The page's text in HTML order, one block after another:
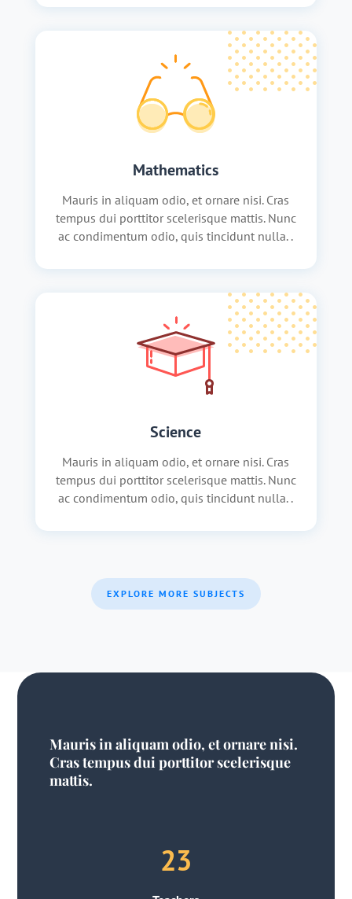
Mathematics
Mauris in aliquam odio, et ornare nisi. Cras
tempus dui porttitor scelerisque mattis. Nunc
ac condimentum odio, quis tincidunt nulla. .
Science
Mauris in aliquam odio, et ornare nisi. Cras
tempus dui porttitor scelerisque mattis. Nunc
ac condimentum odio, quis tincidunt nulla. .
EXPLORE MORE SUBJECTS
Mauris in aliquam odio, et ornare nisi.
Cras tempus dui porttitor scelerisque
mattis.
23